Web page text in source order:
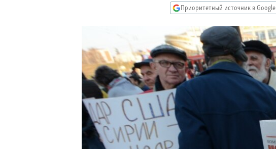
Приоритетный источник в Google